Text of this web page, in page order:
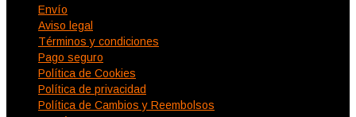
Envío
Aviso legal
Términos y condiciones
Pago seguro
Política de Cookies
Política de privacidad
Política de Cambios y Reembolsos